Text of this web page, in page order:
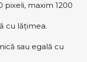
pixeli, maxim 1200
cu lățimea.
sau egală cu